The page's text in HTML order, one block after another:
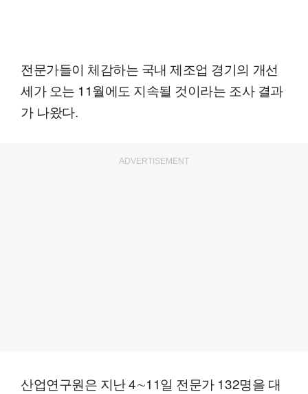
전문가들이 체감하는 국내 제조업 경기의 개선
세가 오는 11월에도 지속될 것이라는 조사 결과
가 나왔다.
ADVERTISEMENT
산업연구원은 지난 4∼11일 전문가 132명을 대